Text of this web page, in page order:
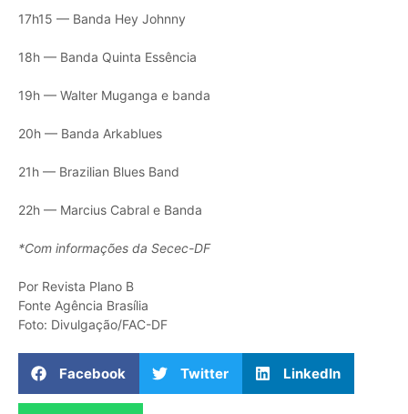
17h15 — Banda Hey Johnny
18h — Banda Quinta Essência
19h — Walter Muganga e banda
20h — Banda Arkablues
21h — Brazilian Blues Band
22h — Marcius Cabral e Banda
*Com informações da Secec-DF
Por Revista Plano B
Fonte Agência Brasília
Foto: Divulgação/FAC-DF
Facebook Twitter LinkedIn